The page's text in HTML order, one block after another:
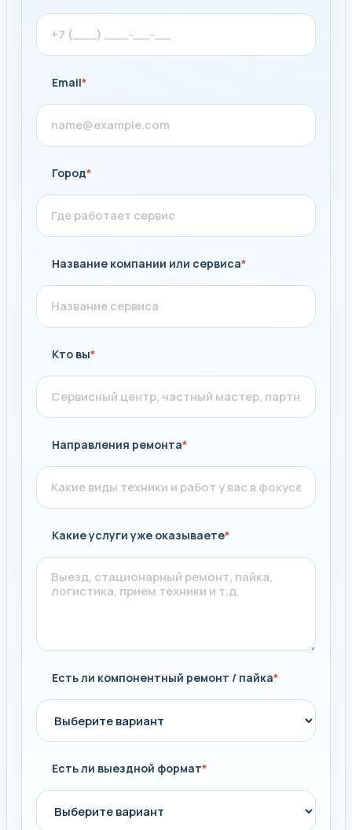
Email*
Город*
Название компании или сервиса*
Кто вы*
Направления ремонта*
Какие услуги уже оказываете*
Есть ли компонентный ремонт / пайка*
Есть ли выездной формат*